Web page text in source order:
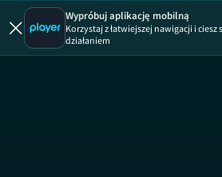
Wypróbuj aplikację mobilną
Korzystaj z łatwiejszej nawigacji i ciesz
działaniem